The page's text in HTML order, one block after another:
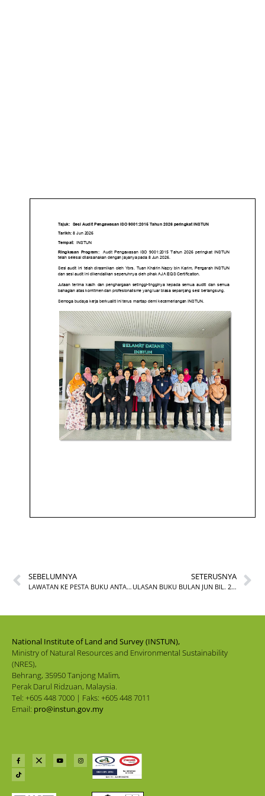
SEBELUMNYA
LAWATAN KE PESTA BUKU ANTARABANGSA KUALA LUMPUR (PBAKL)
SETERUSNYA
ULASAN BUKU BULAN JUN BIL. 2/2026
National Institute of Land and Survey (INSTUN),
Ministry of Natural Resources and Environmental Sustainability
(NRES),
Behrang, 35950 Tanjong Malim,
Perak Darul Ridzuan, Malaysia.
Tel: +605 448 7000 | Faks: +605 448 7011
Email: pro@instun.gov.my